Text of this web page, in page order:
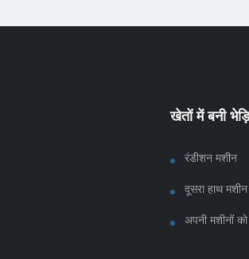
खेतों में बनी
रंडीशन मशीन
दूसरा हाथ मशीन
अपनी मशीनों